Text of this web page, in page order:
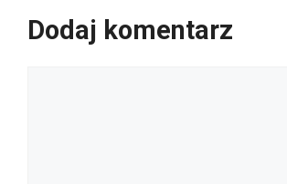
Dodaj komentarz